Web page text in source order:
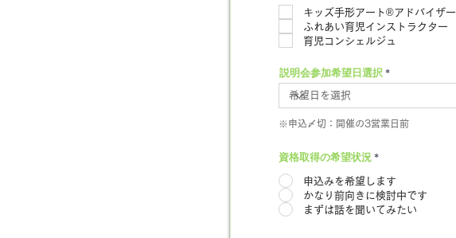
項
目
キッズ手形アート®アドバイザー
ふれあい育児インストラクター
育児コンシェルジュ
説明会参加希望日選択
※申込〆切：開催の3営業日前
資格取得の希望状況 *
申込みを希望します
かなり前向きに検討中です
まずは話を聞いてみたい